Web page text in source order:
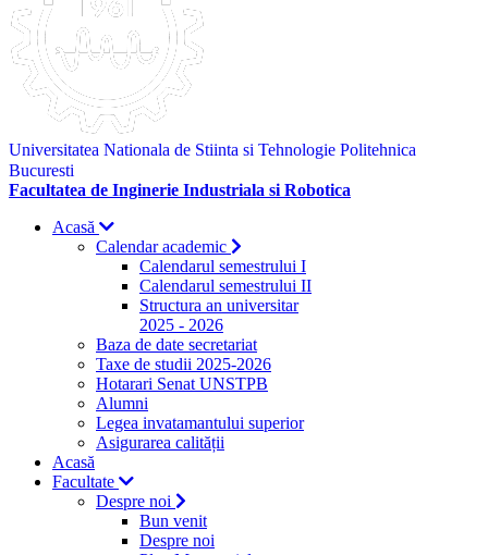
Universitatea Nationala de Stiinta si Tehnologie Politehnica
Bucuresti
Facultatea de Inginerie Industriala si Robotica
Acasă
Calendar academic
Calendarul semestrului I
Calendarul semestrului II
Structura an universitar
2025 - 2026
Baza de date secretariat
Taxe de studii 2025-2026
Hotarari Senat UNSTPB
Alumni
Legea invatamantului superior
Asigurarea calității
Acasă
Facultate
Despre noi
Bun venit
Despre noi